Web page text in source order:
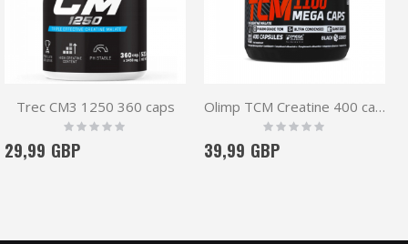
Trec CM3 1250 360 caps
Rating:
0%
29,99 GBP
Olimp TCM Creatine 400 caps
Rating:
0%
39,99 GBP